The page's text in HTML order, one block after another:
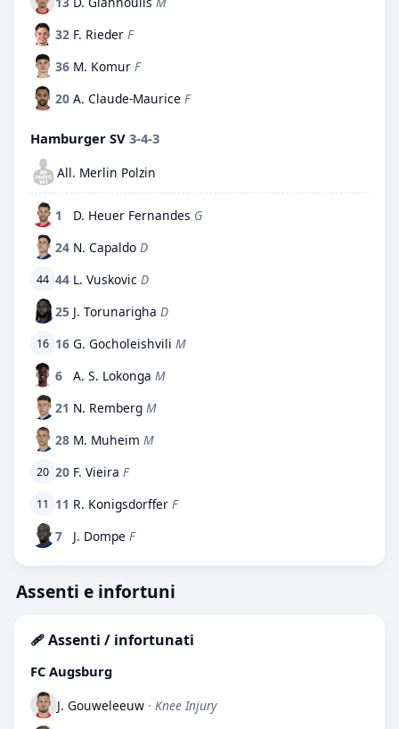
32 F. Rieder F
36 M. Komur F
20 A. Claude-Maurice F
Hamburger SV 3-4-3
All. Merlin Polzin
1 D. Heuer Fernandes G
24 N. Capaldo D
44 44 L. Vuskovic D
25 J. Torunarigha D
16 16 G. Gocholeishvili M
6
A. S. Lokonga M
21 N. Remberg M
28 M. Muheim M
20 20 F. Vieira F
11 11 R. Konigsdorffer F
7
J. Dompe F
Assenti e infortuni
🩹 Assenti / infortunati
FC Augsburg
J. Gouweleeuw · Knee Injury